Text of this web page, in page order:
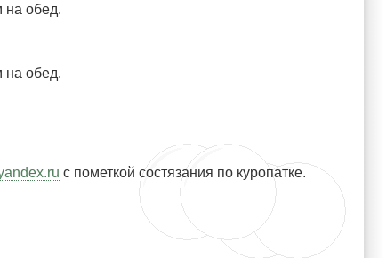
на обед.
на обед.
c пометкой состязания по куропатке.